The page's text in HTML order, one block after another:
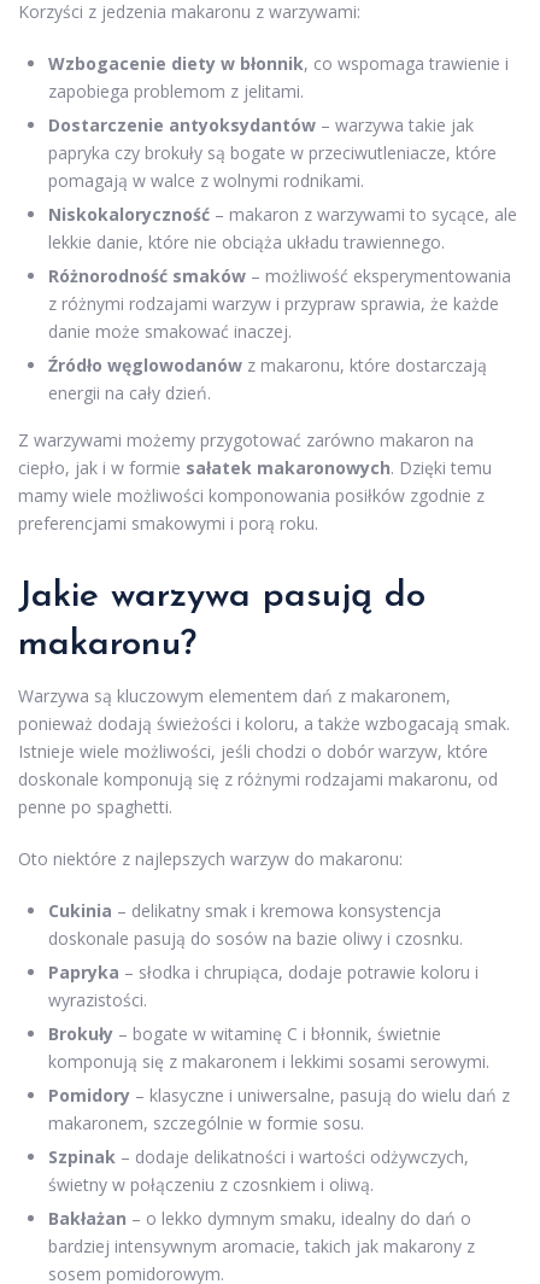
Korzyści z jedzenia makaronu z warzywami:
Wzbogacenie diety w błonnik, co wspomaga trawienie i
zapobiega problemom z jelitami.
Dostarczenie antyoksydantów – warzywa takie jak
papryka czy brokuły są bogate w przeciwutleniacze, które
pomagają w walce z wolnymi rodnikami.
Niskokaloryczność – makaron z warzywami to sycące, ale
lekkie danie, które nie obciąża układu trawiennego.
Różnorodność smaków – możliwość eksperymentowania
z różnymi rodzajami warzyw i przypraw sprawia, że każde
danie może smakować inaczej.
Źródło węglowodanów z makaronu, które dostarczają
energii na cały dzień.
Z warzywami możemy przygotować zarówno makaron na
ciepło, jak i w formie sałatek makaronowych. Dzięki temu
mamy wiele możliwości komponowania posiłków zgodnie z
preferencjami smakowymi i porą roku.
Jakie warzywa pasują do
makaronu?
Warzywa są kluczowym elementem dań z makaronem,
ponieważ dodają świeżości i koloru, a także wzbogacają smak.
Istnieje wiele możliwości, jeśli chodzi o dobór warzyw, które
doskonale komponują się z różnymi rodzajami makaronu, od
penne po spaghetti.
Oto niektóre z najlepszych warzyw do makaronu:
Cukinia – delikatny smak i kremowa konsystencja
doskonale pasują do sosów na bazie oliwy i czosnku.
Papryka – słodka i chrupiąca, dodaje potrawie koloru i
wyrazistości.
Brokuły – bogate w witaminę C i błonnik, świetnie
komponują się z makaronem i lekkimi sosami serowymi.
Pomidory – klasyczne i uniwersalne, pasują do wielu dań z
makaronem, szczególnie w formie sosu.
Szpinak – dodaje delikatności i wartości odżywczych,
świetny w połączeniu z czosnkiem i oliwą.
Bakłażan – o lekko dymnym smaku, idealny do dań o
bardziej intensywnym aromacie, takich jak makarony z
sosem pomidorowym.